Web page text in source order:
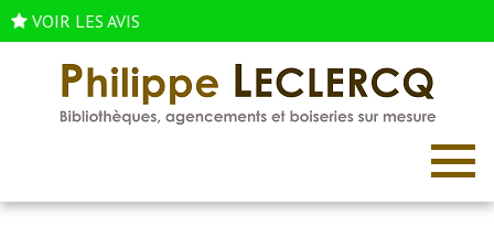
VOIR LES AVIS